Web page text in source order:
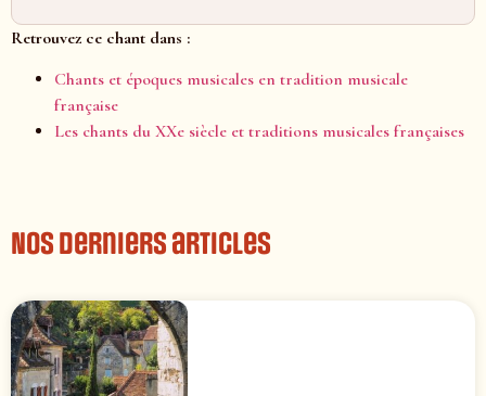
Retrouvez ce chant dans :
Chants et époques musicales en tradition musicale
française
Les chants du XXe siècle et traditions musicales françaises
Nos derniers articles